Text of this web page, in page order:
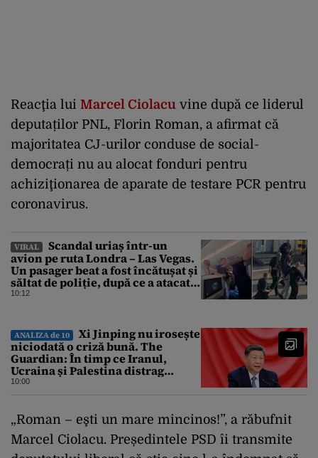
Reacţia lui Marcel Ciolacu vine după ce liderul
deputaților PNL, Florin Roman, a afirmat că
majoritatea CJ-urilor conduse de social-
democrați nu au alocat fonduri pentru
achiziţionarea de aparate de testare PCR pentru
coronavirus.
VIRAL
Scandal uriaș într-un
avion pe ruta Londra – Las Vegas.
Un pasager beat a fost încătușat și
săltat de poliție, după ce a atacat o
stewardesă
10:12
ANALIZA de 10
Xi Jinping nu irosește
niciodată o criză bună. The
Guardian: În timp ce Iranul,
Ucraina și Palestina distrag
atenția lumii, el strânge șurubul”
10:00
„Roman – eşti un mare mincinos!”, a răbufnit
Marcel Ciolacu. Președintele PSD îi transmite